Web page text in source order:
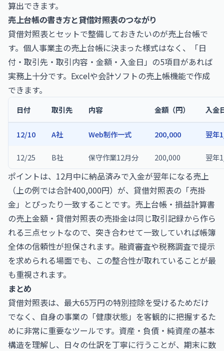
算出できます。
売上台帳の書き方と貸借対照表のつながり
貸借対照表とセットで整備しておきたいのが売上台帳で
す。個人事業主の売上台帳に決まった様式はなく、「日
付・取引先・取引内容・金額・入金日」の5項目があれば
実務上十分です。Excelや会計ソフトの売上帳機能で作成
できます。
日付 取引先 内容 金額（円） 入金
12/10 A社 Web制作一式 200,000 翌年
12/25 B社 保守作業12月分 200,000 翌年
ポイントは、12月中に納品済みで入金が翌年になる売上
（上の例では合計400,000円）が、貸借対照表の「売掛
金」とぴったり一致することです。売上台帳・損益計算書
の売上金額・貸借対照表の売掛金は同じ取引記録から作ら
れる三点セットなので、突き合わせて一致していれば帳簿
全体の信頼性が担保されます。融資審査や税務調査で提示
を求められる場面でも、この整合性が取れていることが最
も重視されます。
まとめ
貸借対照表は、最大65万円の特別控除を受けるためだけ
でなく、自身の事業の「健康状態」を客観的に把握するた
めに非常に重要なツールです。資産・負債・純資産の基本
構造を理解し、日々の仕訳を丁寧に行うことが、期末に数